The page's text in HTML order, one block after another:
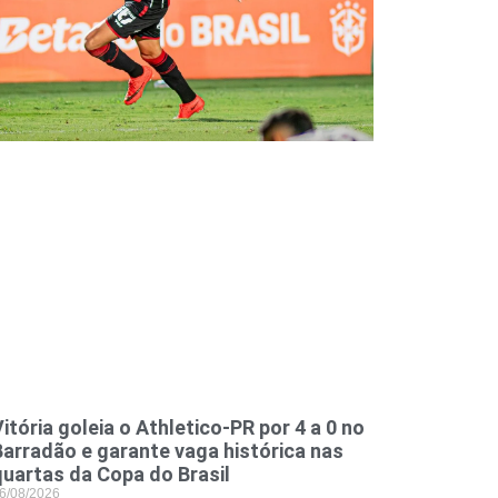
goleia o Athletico-PR por 4 a 0 no
e garante vaga histórica nas
da Copa do Brasil
08/2026